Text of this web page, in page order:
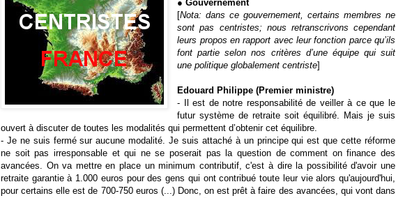
● Gouvernement
[Nota: dans ce gouvernement, certains membres ne
sont pas centristes; nous retranscrivons cependant
leurs propos en rapport avec leur fonction parce qu’ils
font partie selon nos critères d’une équipe qui suit
une politique globalement centriste]
Edouard Philippe (Premier ministre)
-
Il est de notre responsabilité de veiller à ce que le
futur système deretraite soit équilibré. Mais je suis
ouvert à discuter de toutes les modalités qui permettent d’obtenir cet équilibre.
- Je ne suis fermé sur aucune modalité. Je suis attaché à un principe qui est que cette réforme
ne soit pas irresponsable et qui ne se poserait pas la question de comment on finance des
avancées. On va mettre en place un minimum contributif, c'est à dire la possibilité d'avoir une
retraite garantie à 1.000 euros pour des gens qui ont contribué toute leur vie alors qu'aujourd'hui,
pour certains elle est de 700-750 euros (...) Donc, on est prêt à faire des avancées, qui vont dans